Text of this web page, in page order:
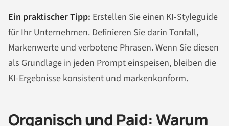
Ein praktischer Tipp: Erstellen Sie einen KI-Styleguide
für Ihr Unternehmen. Definieren Sie darin Tonfall,
Markenwerte und verbotene Phrasen. Wenn Sie diesen
als Grundlage in jeden Prompt einspeisen, bleiben die
KI-Ergebnisse konsistent und markenkonform.
Organisch und Paid: Warum